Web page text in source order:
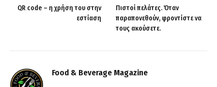
QR code – η χρήση του στην
εστίαση
Πιστοί πελάτες. Όταν
παραπονεθούν, φροντίστε να
τους ακούσετε.
Food & Beverage Magazine